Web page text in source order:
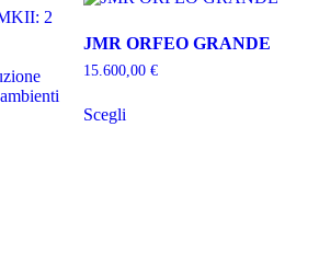
al
JMR ORFEO GRANDE
15.600,00 €
Scegliprodotto